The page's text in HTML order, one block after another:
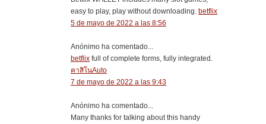
easy to play, play without downloading. betflix
5 de mayo de 2022 a las 8:56
Anónimo ha comentado...
betflix full of complete forms, fully integrated.
คาสิโนAuto
7 de mayo de 2022 a las 9:43
Anónimo ha comentado...
Many thanks for talking about this handy